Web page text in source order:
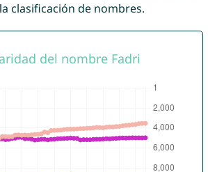
clasificación de nombres.